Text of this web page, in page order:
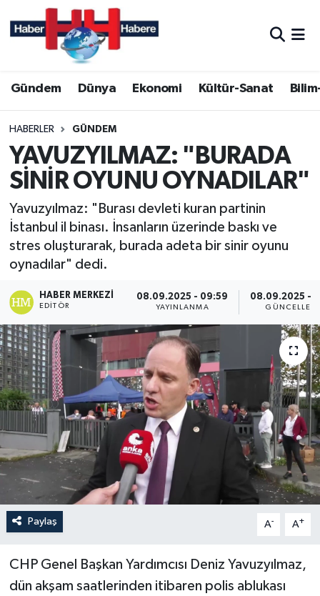
Gündem Dünya Ekonomi Kültür-Sanat
HABERLER GÜNDEM
YAVUZYILMAZ: "BURADA
SİNİR OYUNU OYNADILAR"
Yavuzyılmaz: "Burası devleti kuran partinin
İstanbul il binası. İnsanların üzerinde baskı ve
stres oluşturarak, burada adeta bir sinir oyunu
oynadılar" dedi.
HABER MERKEZI
EDITÖR
08.09.2025 - 09:59
YAYINLANMA
08.09.2025 -
Paylaş A- A+
CHP Genel Başkan Yardımcısı Deniz Yavuzyılmaz,
dün akşam saatlerinden itibaren polis ablukası
Hava Durumu
Trafik Durumu
Süper Lig Puan Durumu ve Fikstür
Tüm Manşetler